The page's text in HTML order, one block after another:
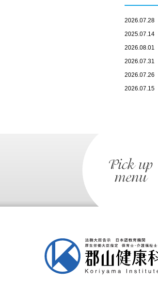
2026.07.28
2025.07.14
2026.08.01
2026.07.31
2026.07.26
2026.07.15